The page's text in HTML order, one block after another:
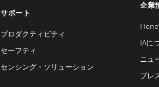
サポート
プロダクティビティ
セーフティ
センシング・ソリューション
企業
IAに
ニュ
プレ